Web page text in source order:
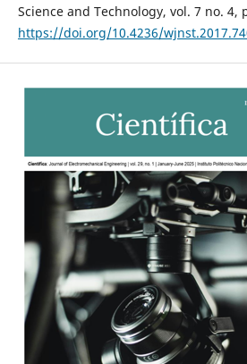
Science and Technology, vol. 7 no. 4,
https://doi.org/10.4236/